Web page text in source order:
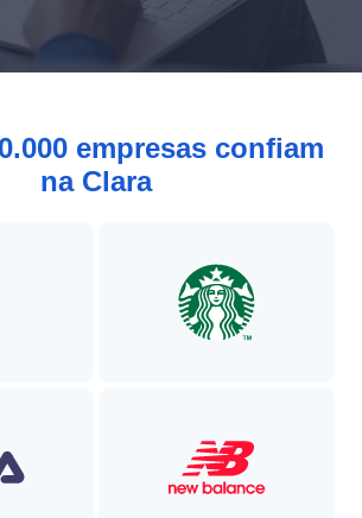
empresas confiam
na Clara